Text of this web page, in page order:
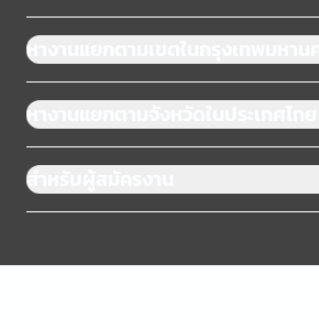
หางานแยกตามเขตในกรุงเทพมหานคร
หางานแยกตามจังหวัดในประเทศไทย
สำหรับผู้สมัครงาน